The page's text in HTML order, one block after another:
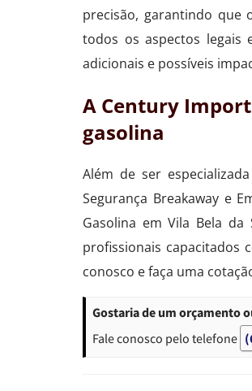
precisão, garantindo que
todos os aspectos legais
adicionais e possíveis
A Century
gasolina
Além de ser
Segurança Breakaway e
Gasolina em Vila Bela
profissionais capacitados
conosco e faça uma
Gostaria de um orçamento
Fale conosco pelo telefone